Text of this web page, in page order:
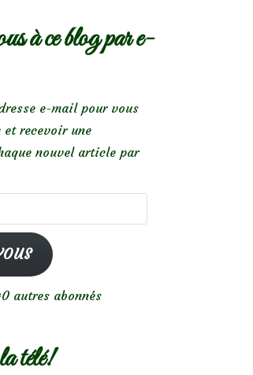
à ce blog par e-
e-mail pour vous
et recevoir une
nouvel article par
autres abonnés
télé!